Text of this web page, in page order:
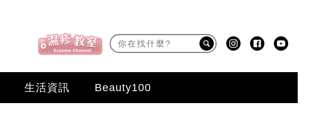
生活資訊 Beauty100